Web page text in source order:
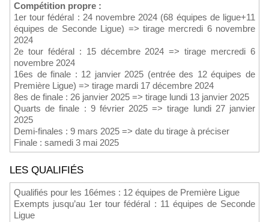
Compétition propre :
1er tour fédéral : 24 novembre 2024 (68 équipes de ligue+11
équipes de Seconde Ligue) => tirage mercredi 6 novembre
2024
2e tour fédéral : 15 décembre 2024 => tirage mercredi 6
novembre 2024
16es de finale : 12 janvier 2025 (entrée des 12 équipes de
Première Ligue) => tirage mardi 17 décembre 2024
8es de finale : 26 janvier 2025 => tirage lundi 13 janvier 2025
Quarts de finale : 9 février 2025 => tirage lundi 27 janvier
2025
Demi-finales : 9 mars 2025 => date du tirage à préciser
Finale : samedi 3 mai 2025
LES QUALIFIÉS
Qualifiés pour les 16émes : 12 équipes de Première Ligue
Exempts jusqu’au 1er tour fédéral : 11 équipes de Seconde
Ligue